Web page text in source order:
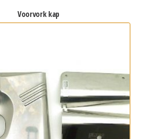
voorvork kap